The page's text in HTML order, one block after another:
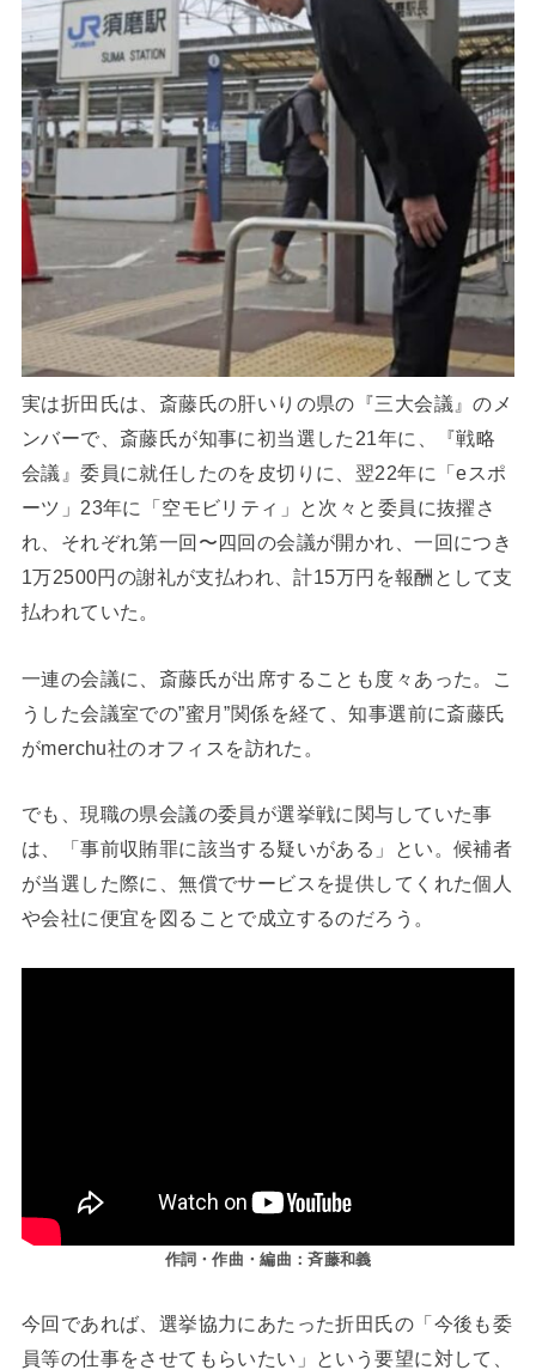
実は折田氏は、斎藤氏の肝いりの県の『三大会議』のメ
ンバーで、斎藤氏が知事に初当選した21年に、『戦略
会議』委員に就任したのを皮切りに、翌22年に「eスポ
ーツ」23年に「空モビリティ」と次々と委員に抜擢さ
れ、それぞれ第一回〜四回の会議が開かれ、一回につき
1万2500円の謝礼が支払われ、計15万円を報酬として支
払われていた。
一連の会議に、斎藤氏が出席することも度々あった。こ
うした会議室での”蜜月”関係を経て、知事選前に斎藤氏
がmerchu社のオフィスを訪れた。
でも、現職の県会議の委員が選挙戦に関与していた事
は、「事前収賄罪に該当する疑いがある」とい。候補者
が当選した際に、無償でサービスを提供してくれた個人
や会社に便宜を図ることで成立するのだろう。
作詞・作曲・編曲：斉藤和義
今回であれば、選挙協力にあたった折田氏の「今後も委
員等の仕事をさせてもらいたい」という要望に対して、